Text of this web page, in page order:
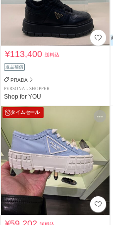
¥113,400送料込
返品補償
PRADA
PERSONAL SHOPPER
Shop for YOU
タイムセール